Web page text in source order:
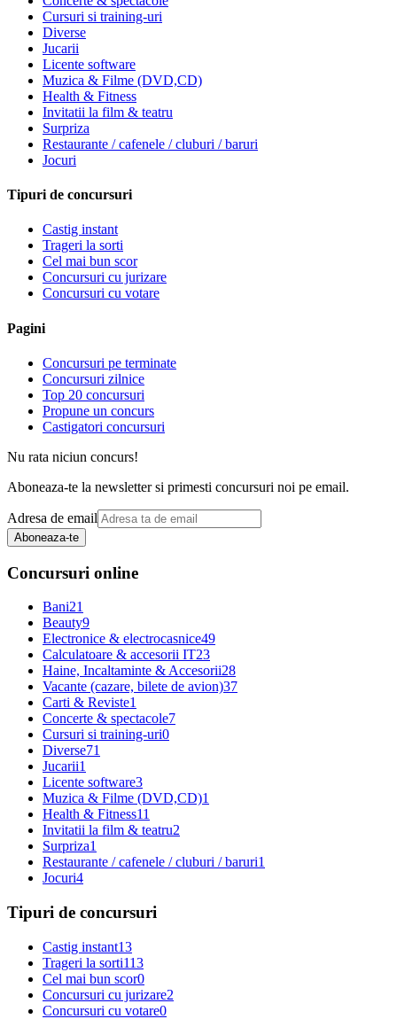
Cursuri si training-uri
Diverse
Jucarii
Licente software
Muzica & Filme (DVD,CD)
Health & Fitness
Invitatii la film & teatru
Surpriza
Restaurante / cafenele / cluburi / baruri
Jocuri
Tipuri de concursuri
Castig instant
Trageri la sorti
Cel mai bun scor
Concursuri cu jurizare
Concursuri cu votare
Pagini
Concursuri pe terminate
Concursuri zilnice
Top 20 concursuri
Propune un concurs
Castigatori concursuri
Nu rata niciun concurs!
Aboneaza-te la newsletter si primesti concursuri noi pe email.
Adresa de email
Aboneaza-te
Concursuri online
Bani21
Beauty9
Electronice & electrocasnice49
Calculatoare & accesorii IT23
Haine, Incaltaminte & Accesorii28
Vacante (cazare, bilete de avion)37
Carti & Reviste1
Concerte & spectacole7
Cursuri si training-uri0
Diverse71
Jucarii1
Licente software3
Muzica & Filme (DVD,CD)1
Health & Fitness11
Invitatii la film & teatru2
Surpriza1
Restaurante / cafenele / cluburi / baruri1
Jocuri4
Tipuri de concursuri
Castig instant13
Trageri la sorti113
Cel mai bun scor0
Concursuri cu jurizare2
Concursuri cu votare0